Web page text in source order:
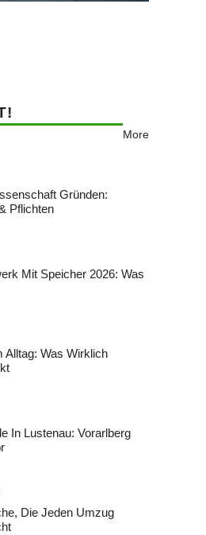
More
Gründen:
Pflichten
Mit Speicher 2026: Was
Alltag: Was Wirklich
In Lustenau: Vorarlberg
Die Jeden Umzug